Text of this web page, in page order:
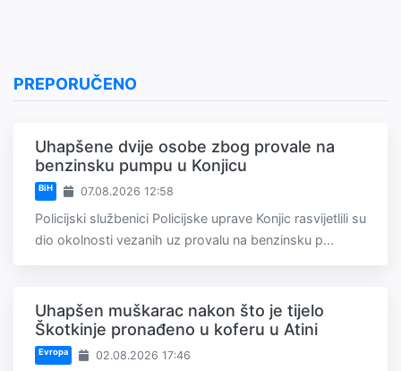
PREPORUČENO
Uhapšene dvije osobe zbog provale na
benzinsku pumpu u Konjicu
BiH 07.08.2026 12:58
Policijski službenici Policijske uprave Konjic rasvijetlili su
dio okolnosti vezanih uz provalu na benzinsku p...
Uhapšen muškarac nakon što je tijelo
Škotkinje pronađeno u koferu u Atini
Evropa 02.08.2026 17:46